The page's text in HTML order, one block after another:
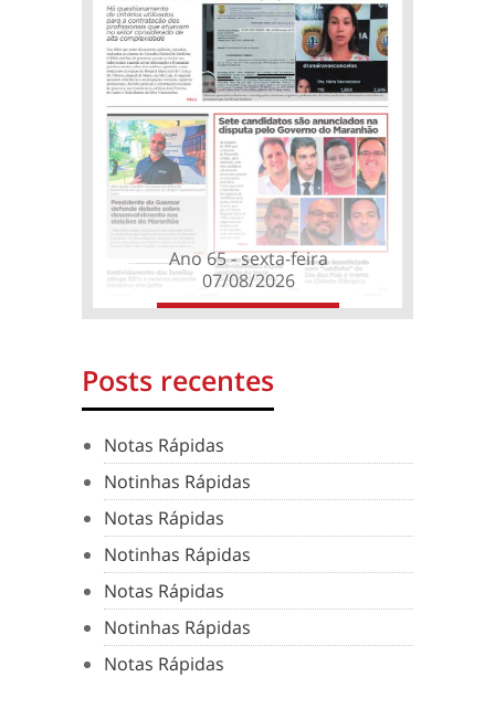
Ano 65 - sexta-feira
07/08/2026
Posts recentes
Notas Rápidas
Notinhas Rápidas
Notas Rápidas
Notinhas Rápidas
Notas Rápidas
Notinhas Rápidas
Notas Rápidas